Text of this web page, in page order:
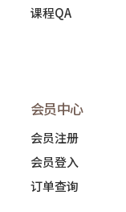
课程QA
会员中心
会员注册
会员登入
订单查询